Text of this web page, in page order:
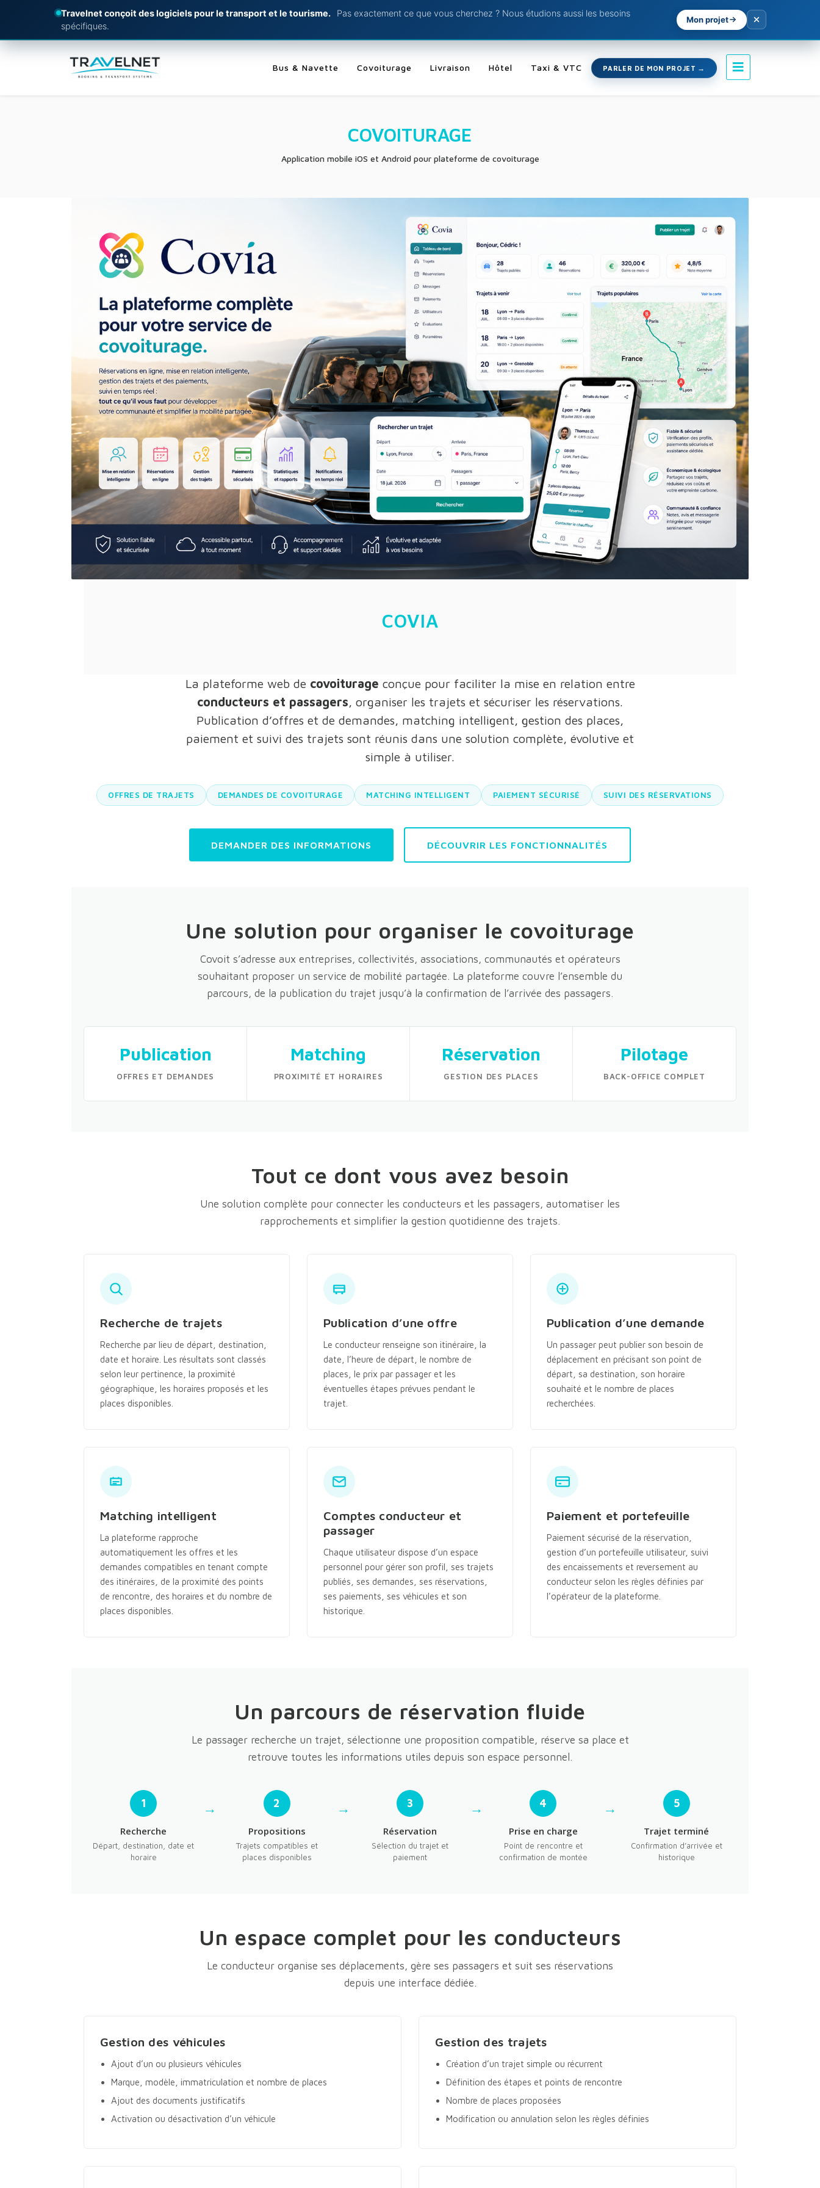
Travelnet conçoit des logiciels pour le transport et le tourisme.
Pas exactement ce que vous cherchez ? Nous étudions aussi les besoins
spécifiques.
Mon projet
Bus & Navette Covoiturage Livraison Hôtel Taxi & VTC PARLER DE MON PROJET
COVOITURAGE
Application mobile iOS et Android pour plateforme de covoiturage
COVIA
La plateforme web de covoiturage conçue pour faciliter la mise en relation entre
conducteurs et passagers, organiser les trajets et sécuriser les réservations.
Publication d’offres et de demandes, matching intelligent, gestion des places,
paiement et suivi des trajets sont réunis dans une solution complète, évolutive et
simple à utiliser.
OFFRES DE TRAJETS DEMANDES DE COVOITURAGE MATCHING INTELLIGENT PAIEMENT SÉCURISÉ SUIVI DES RÉSERVATIONS
DEMANDER DES INFORMATIONS DÉCOUVRIR LES FONCTIONNALITÉS
Une solution pour organiser le covoiturage
Covoit s’adresse aux entreprises, collectivités, associations, communautés et opérateurs
souhaitant proposer un service de mobilité partagée. La plateforme couvre l’ensemble du
parcours, de la publication du trajet jusqu’à la confirmation de l’arrivée des passagers.
Publication
OFFRES ET DEMANDES
Matching
PROXIMITÉ ET HORAIRES
Réservation
GESTION DES PLACES
Pilotage
BACK-OFFICE COMPLET
Tout ce dont vous avez besoin
Une solution complète pour connecter les conducteurs et les passagers, automatiser les
rapprochements et simplifier la gestion quotidienne des trajets.
Recherche de trajets
Recherche par lieu de départ, destination,
date et horaire. Les résultats sont classés
selon leur pertinence, la proximité
géographique, les horaires proposés et les
places disponibles.
Publication d’une offre
Le conducteur renseigne son itinéraire, la
date, l’heure de départ, le nombre de
places, le prix par passager et les
éventuelles étapes prévues pendant le
trajet.
Publication d’une demande
Un passager peut publier son besoin de
déplacement en précisant son point de
départ, sa destination, son horaire
souhaité et le nombre de places
recherchées.
Matching intelligent
La plateforme rapproche
automatiquement les offres et les
demandes compatibles en tenant compte
des itinéraires, de la proximité des points
de rencontre, des horaires et du nombre de
places disponibles.
Comptes conducteur et
passager
Chaque utilisateur dispose d’un espace
personnel pour gérer son profil, ses trajets
publiés, ses demandes, ses réservations,
ses paiements, ses véhicules et son
historique.
Paiement et portefeuille
Paiement sécurisé de la réservation,
gestion d’un portefeuille utilisateur, suivi
des encaissements et reversement au
conducteur selon les règles définies par
l’opérateur de la plateforme.
Un parcours de réservation fluide
Le passager recherche un trajet, sélectionne une proposition compatible, réserve sa place et
retrouve toutes les informations utiles depuis son espace personnel.
1
Recherche
Départ, destination, date et
horaire
2
Propositions
Trajets compatibles et
places disponibles
3
Réservation
Sélection du trajet et
paiement
4
Prise en charge
Point de rencontre et
confirmation de montée
5
Trajet terminé
Confirmation d’arrivée et
historique
Un espace complet pour les conducteurs
Le conducteur organise ses déplacements, gère ses passagers et suit ses réservations
depuis une interface dédiée.
Gestion des véhicules
Ajout d’un ou plusieurs véhicules
Marque, modèle, immatriculation et nombre de places
Ajout des documents justificatifs
Activation ou désactivation d’un véhicule
Gestion des trajets
Création d’un trajet simple ou récurrent
Définition des étapes et points de rencontre
Nombre de places proposées
Modification ou annulation selon les règles définies